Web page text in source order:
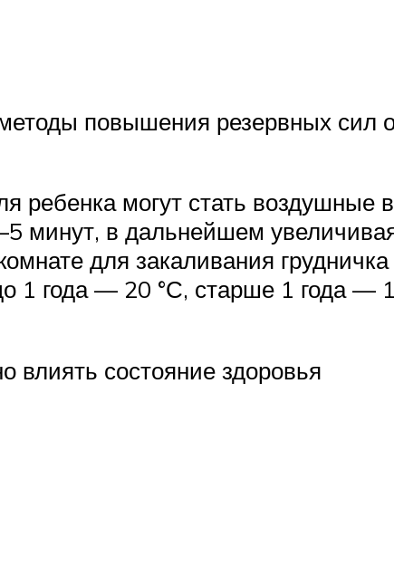
повышения резервных сил
ребенка могут стать воздушные
минут, в дальнейшем
для закаливания
1 года — 20 °С, старше 1 года —
влиять состояние здоровья